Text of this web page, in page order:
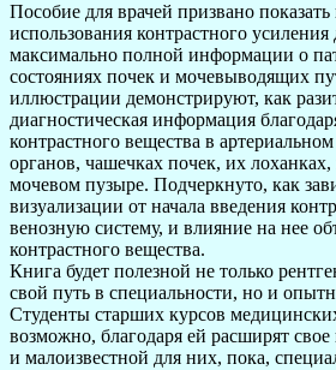
Пособие для врачей призвано
использования контрастного
максимально полной информации о
состояниях почек и мочевыводящих
иллюстрации демонстрируют, как
диагностическая информация
контрастного вещества в
органов, чашечках почек, их
мочевом пузыре. Подчеркнуто, как
визуализации от начала введения
венозную систему, и влияние на нее
контрастного вещества.
Книга будет полезной не только
свой путь в специальности, но и
Студенты старших курсов
возможно, благодаря ей расширят
и малоизвестной для них, пока,